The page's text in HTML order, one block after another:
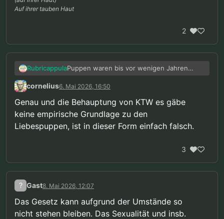
Auf ihrer tauben Haut
2
RubricappulaPuppen waren bis vor wenigen Jahren
noch legal und da war das auch kein Thema
für KTW. Die Antwort tut so, als wär das ein
cornelius6. Mai 2026, 16:50
Genau und die Behauptung von KTW es gäbe
keine empirische Grundlage zu den
Liebespuppen, ist in dieser Form einfach falsch.
3
? Gast8. Mai 2026, 12:07
Das Gesetz kann aufgrund der Umstände so
nicht stehen bleiben. Das Sexualität und insb.